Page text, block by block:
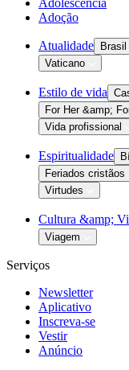
Adolescência
Adoção
Atualidade Brasil
Vaticano
Estilo de vida
For Her &amp;
Vida profissional
Espiritualidade
Feriados cristãos
Virtudes
Cultura &amp;
Viagem
Serviços
Newsletter
Aplicativo
Inscreva-se
Vestir
Anúncio